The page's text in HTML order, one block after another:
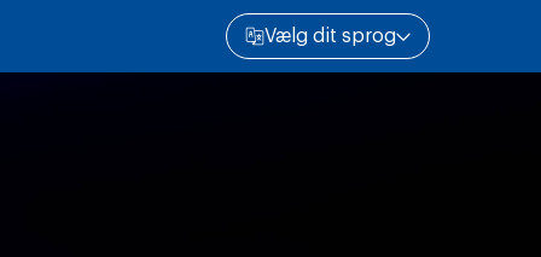
Vælg dit sprog